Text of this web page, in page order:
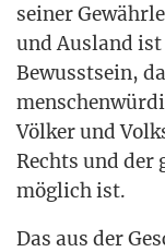
sei­ner
und Aus­land
Bewusst­sein,
Völ­ker und
Rechts und der
mög­lich ist.
Das aus der